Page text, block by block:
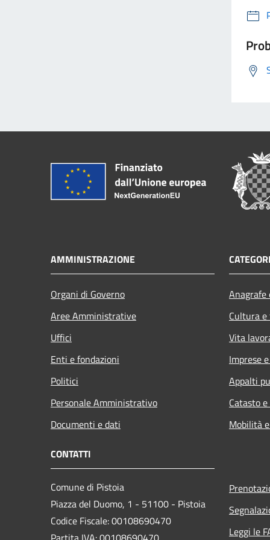
AMMINISTRAZIONE
Organi di Governo
Aree Amministrative
Uffici
Enti e fondazioni
Politici
Personale Amministrativo
Documenti e dati
Cultura
Vita
Imprese
Appalti
Catasto
Mobilità
CONTATTI
Comune di Pistoia
Piazza del Duomo, 1 - 51100 - Pistoia
Codice Fiscale: 00108690470
Leggi le